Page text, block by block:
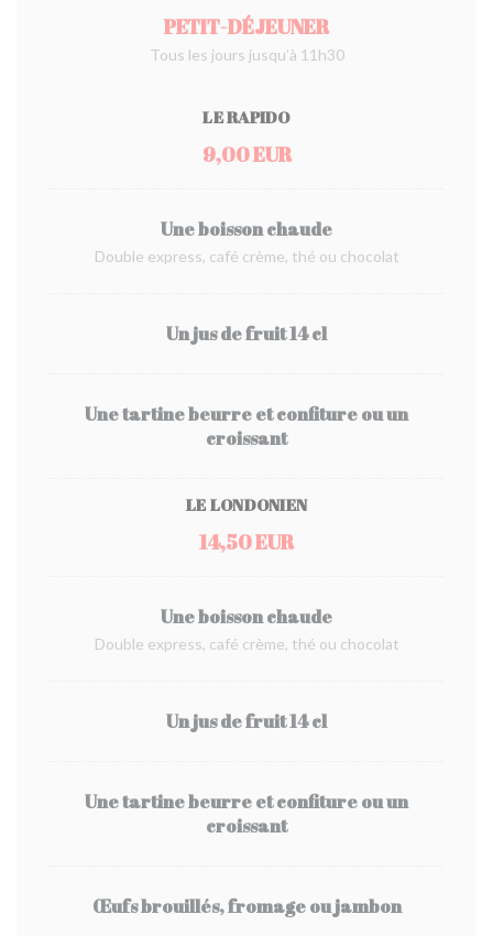
PETIT-DÉJEUNER
Tous les jours jusqu’à 11h30
LE RAPIDO
9,00 EUR
Une boisson chaude
Double express, café crème, thé ou chocolat
Un jus de fruit 14 cl
Une tartine beurre et confiture ou un
croissant
LE LONDONIEN
14,50 EUR
Une boisson chaude
Double express, café crème, thé ou chocolat
Un jus de fruit 14 cl
Une tartine beurre et confiture ou un
croissant
Œufs brouillés, fromage ou jambon